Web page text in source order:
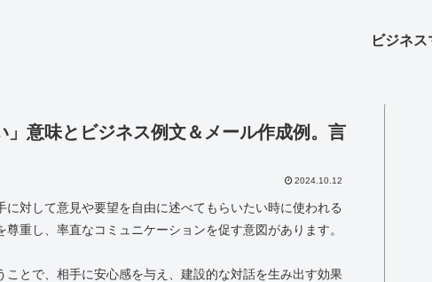
ビジネ
」意味とビジネス例文＆メール作成例。言
2024.10.12
に対して意見や要望を自由に述べてもらいたい時に使われる
重し、率直なコミュニケーションを促す意図があります。
ことで、相手に安心感を与え、建設的な対話を生み出す効果